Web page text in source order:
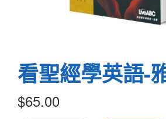
看聖經學英語-
$65.00